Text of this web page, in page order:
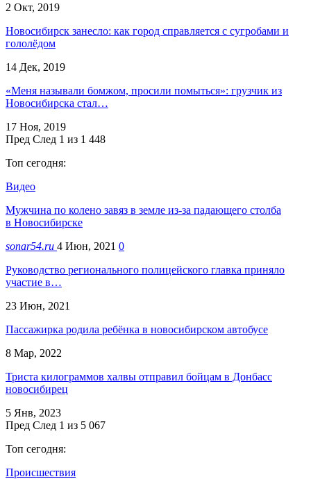
2 Окт, 2019
Новосибирск занесло: как город справляется с сугробами и
гололёдом
14 Дек, 2019
«Меня называли бомжом, просили помыться»: грузчик из
Новосибирска стал…
17 Ноя, 2019
Пред След 1 из 1 448
Топ сегодня:
Видео
Мужчина по колено завяз в земле из-за падающего столба
в Новосибирске
sonar54.ru 4 Июн, 2021 0
Руководство регионального полицейского главка приняло
участие в…
23 Июн, 2021
Пассажирка родила ребёнка в новосибирском автобусе
8 Мар, 2022
Триста килограммов халвы отправил бойцам в Донбасс
новосибирец
5 Янв, 2023
Пред След 1 из 5 067
Топ сегодня:
Происшествия